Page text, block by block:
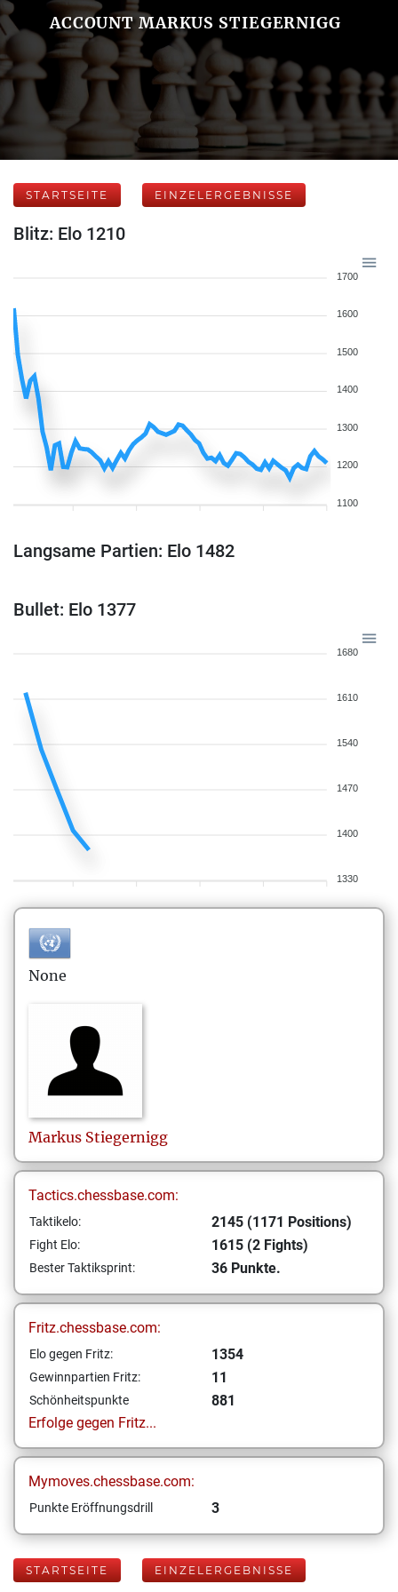
ACCOUNT MARKUS STIEGERNIGG
STARTSEITE EINZELERGEBNISSE
Blitz: Elo 1210
1700
1600
1500
1400
1300
1200
1100
Langsame Partien: Elo 1482
Bullet: Elo 1377
1680
1610
1540
1470
1400
1330
None
Markus Stiegernigg
Tactics.chessbase.com:
Taktikelo: 2145 (1171 Positions)
Fight Elo: 1615 (2 Fights)
Bester Taktiksprint: 36 Punkte.
Fritz.chessbase.com:
Elo gegen Fritz: 1354
Gewinnpartien Fritz: 11
Schönheitspunkte
881
Erfolge gegen Fritz...
Mymoves.chessbase.com:
Punkte Eröffnungsdrill 3
STARTSEITE EINZELERGEBNISSE